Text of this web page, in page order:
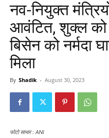
नव-नियुक्त
आवंटित, शुक्ल
बिसेन को नर्मदा
मिला
By Shadik - August 30, 2023
फोटो साभार : ANI